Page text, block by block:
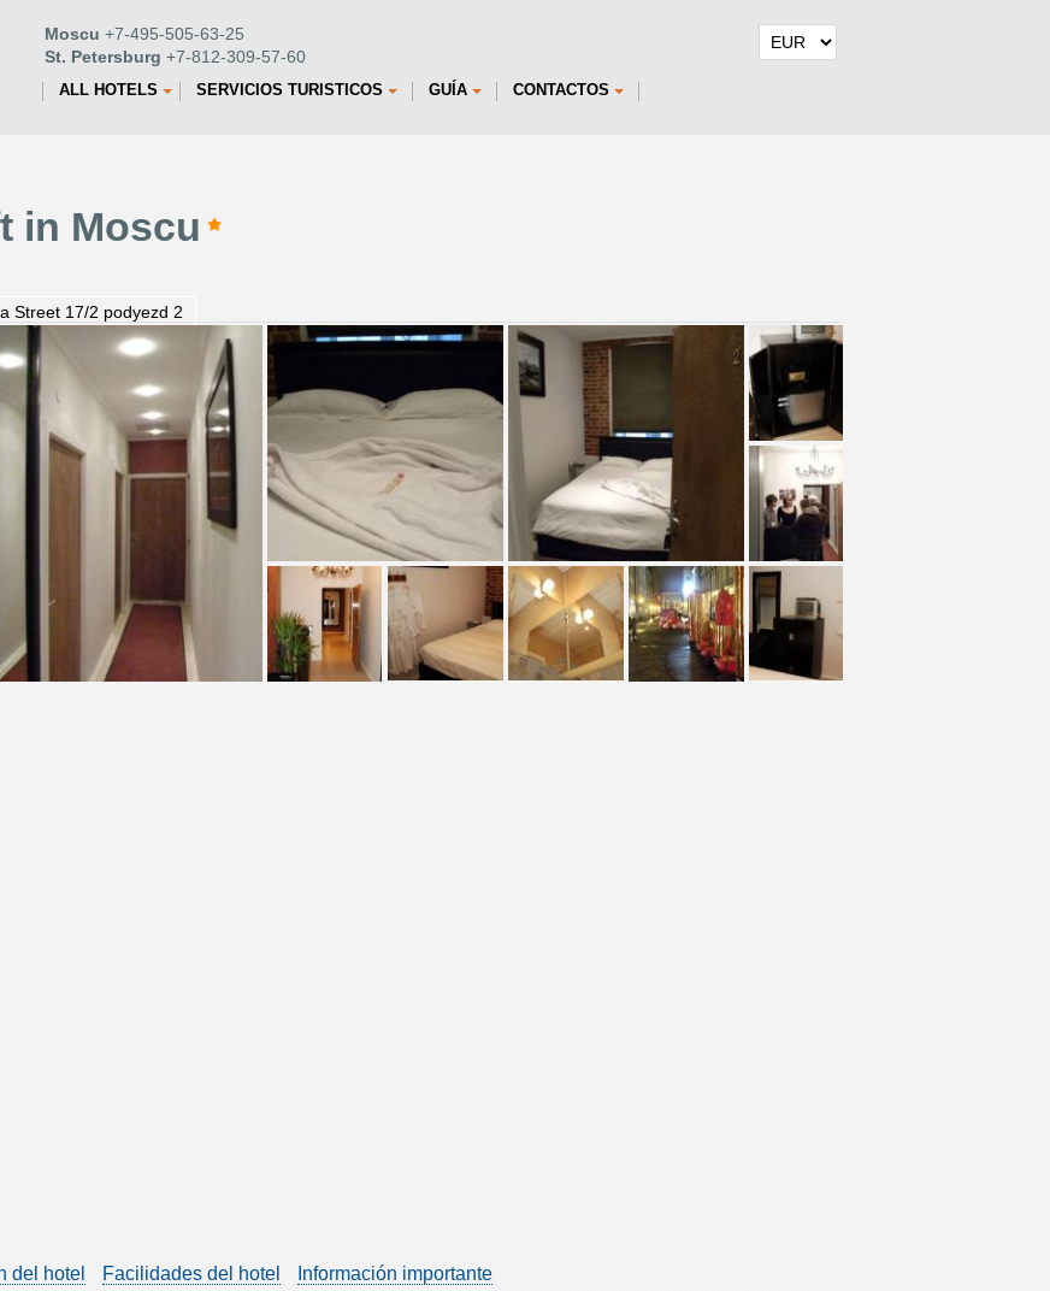
Moscu +7-495-505-63-25
St. Petersburg +7-812-309-57-60
ALL HOTELS SERVICIOS TURISTICOS GUÍA CONTACTOS
in Moscu
Street 17/2 podyezd 2
del hotel Facilidades del hotel
Información importante